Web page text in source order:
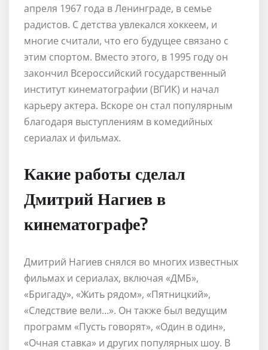
апреля 1967 года в Ленинграде, в семье
радистов. С детства увлекался хоккеем, и
многие считали, что его будущее связано с
этим спортом. Вместо этого, в 1995 году он
закончил Всероссийский государственный
институт кинематографии (ВГИК) и начал
карьеру актера. Вскоре он стал популярным
благодаря выступлениям в комедийных
сериалах и фильмах.
Какие работы сделал
Дмитрий Нагиев в
кинематографе?
Дмитрий Нагиев снялся во многих известных
фильмах и сериалах, включая «ДМБ»,
«Бригаду», «Жить рядом», «Пятницкий»,
«Следствие вели…». Он также был ведущим
программ «Пусть говорят», «Один в один»,
«Очная ставка» и других популярных шоу. В